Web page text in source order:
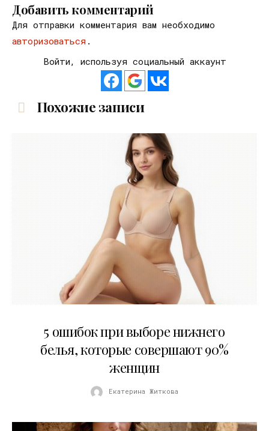
Добавить комментарий
Для отправки комментария вам необходимо
авторизоваться .
Войти, используя социальный аккаунт
Похожие записи
5 ошибок при выборе нижнего
белья, которые совершают 90%
женщин
Екатерина Житкова